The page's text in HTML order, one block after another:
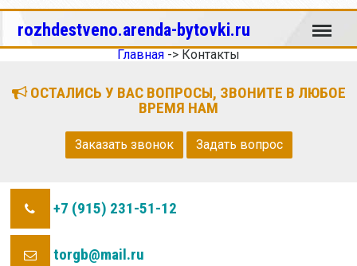
rozhdestveno.arenda-bytovki.ru Меню
Главная -> Контакты
ОСТАЛИСЬ У ВАС ВОПРОСЫ, ЗВОНИТЕ В ЛЮБОЕ
ВРЕМЯ НАМ
Заказать звонок Задать вопрос
+7 (915) 231-51-12
torgb@mail.ru